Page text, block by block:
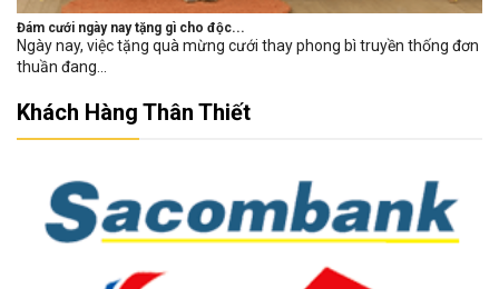
Đám cưới ngày nay tặng gì cho độc...
Ngày nay, việc tặng quà mừng cưới thay phong bì truyền thống đơn
thuần đang...
Khách Hàng Thân Thiết